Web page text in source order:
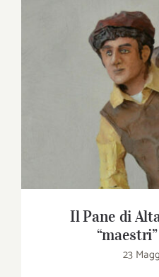
Il Pane di Altamura
Il Pane di
23